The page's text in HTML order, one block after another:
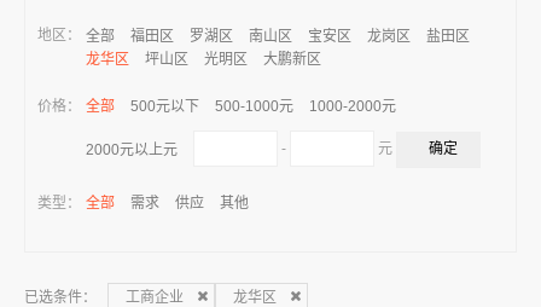
地区： 全部 福田区 罗湖区 南山区 宝安区 龙岗区
盐田区
龙华区
坪山区 光明区 大鹏新区
价格： 全部 500元以下 500-1000元 1000-2000元
2000元以上元 - 元
类型： 全部 需求 供应 其他
已选条件： 工商企业 龙华区